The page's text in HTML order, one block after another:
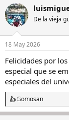
c
c
i
e
:
De la vieja
18 May 2026
Felicidades por
especial que se
especiales del
R
e
Gomosan